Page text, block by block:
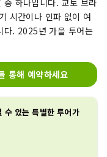
시간이나 인파 없이 여
다. 2025년 가을 투어는
통해 예약하세요
수 있는 특별한 투어가